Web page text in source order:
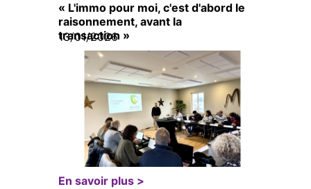
« L'immo pour moi, c'est d'abord le
raisonnement, avant la
transaction »
13/01/2026
En savoir plus >